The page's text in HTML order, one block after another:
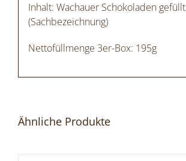
Inhalt: Wachauer Schokoladen gefüllt
(Sachbezeichnung)
Nettofüllmenge 3er-Box: 195g
Ähnliche Produkte